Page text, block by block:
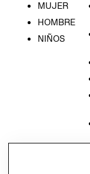
MUJER
HOMBRE
NIÑOS